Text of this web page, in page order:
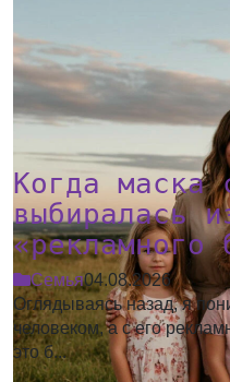
Когда маска
выбиралась
«рекламного
Семья04.08.2026
Оглядываясь назад, я
человеком, а с его
это б...